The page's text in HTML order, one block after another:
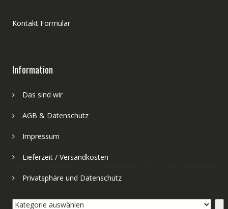
Kontakt Formular
Information
Das sind wir
AGB & Datenschutz
Impressum
Lieferzeit / Versandkosten
Privatsphäre und Datenschutz
Kategorie